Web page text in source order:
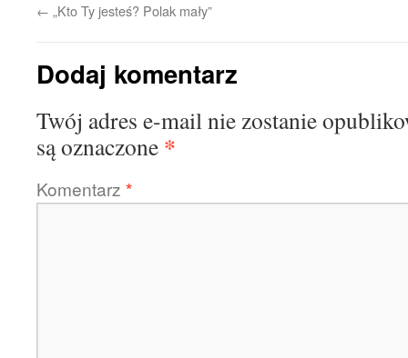
← „Kto Ty jesteś? Polak mały”
Dodaj komentarz
Twój adres e-mail nie zostanie
są oznaczone *
Komentarz *